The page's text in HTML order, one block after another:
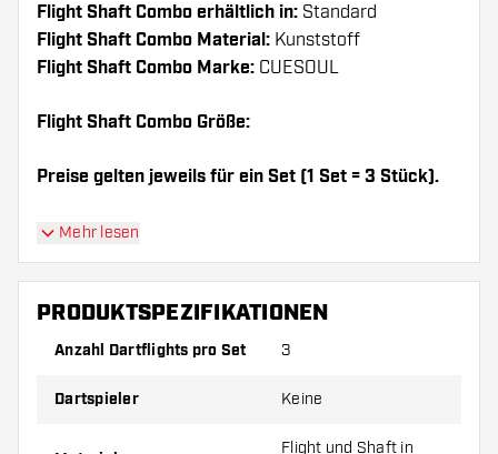
Flight Shaft Combo erhältlich in: Standard
Flight Shaft Combo Material: Kunststoff
Flight Shaft Combo Marke: CUESOUL
Flight Shaft Combo Größe:
Preise gelten jeweils für ein Set (1 Set = 3 Stück).
Dartshopper Tipp!
Shafts. Diese können sich durch Gebrauch
abnutzen oder brechen.
Probieren Sie eine andere Form, ein anderes
Material oder eine andere Dicke der Flights aus,
Mehr lesen
PRODUKTSPEZIFIKATIONEN
Anzahl Dartflights pro Set 3
Dartspieler Keine
Flight und Shaft in